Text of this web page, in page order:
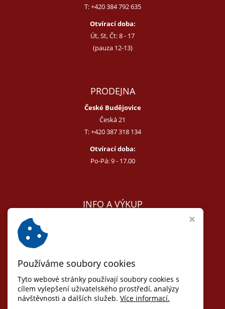
T:+420 384 792 635
Otvírací doba:
Út, St, Čt: 8 - 17
(pauza 12-13)
PRODEJNA
České Budějovice
Česká 21
T:+420 387 318 134
Otvírací doba:
Po-Pá: 9 - 17.00
INFO A VÝKUP
Obchodní podmínky
Osobní údaje (GDPR)
Nastavení cookies
Používáme soubory cookies
Tyto webové stránky používají soubory cookies s
cílem vylepšení uživatelského prostředí, analýzy
návštěvnosti a dalších služeb. Více informací.